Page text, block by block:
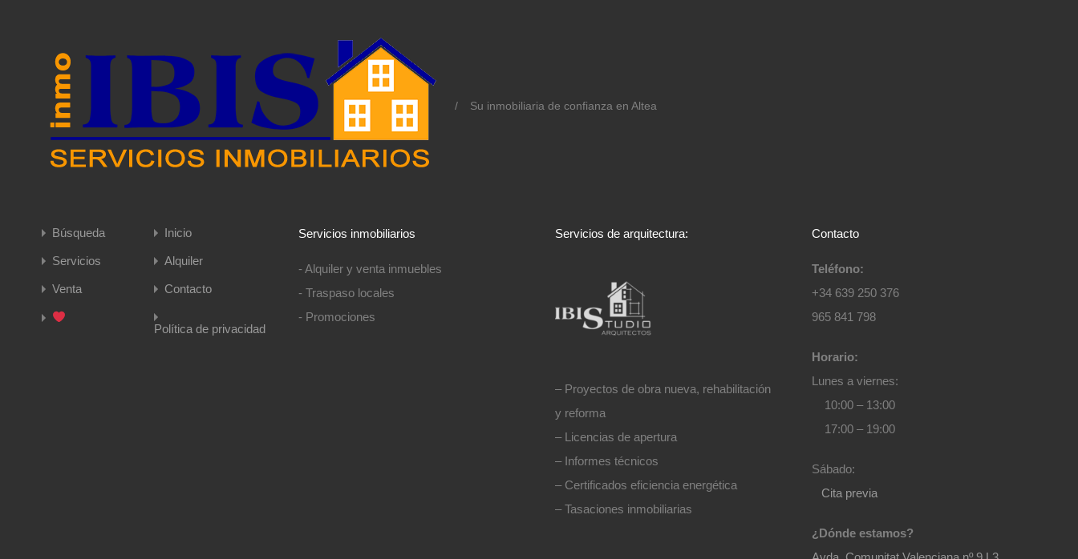
/ Su inmobiliaria de confianza en Altea
Búsqueda Inicio
Servicios Alquiler
Venta Contacto
Política de privacidad
Servicios inmobiliarios
- Alquiler y venta inmuebles
- Traspaso locales
- Promociones
Servicios de arquitectura:
– Proyectos de obra nueva, rehabilitación
y reforma
– Licencias de apertura
– Informes técnicos
– Certificados eficiencia energética
– Tasaciones inmobiliarias
Contacto
Teléfono:
+34 639 250 376
965 841 798
Horario:
Lunes a viernes:
10:00 – 13:00
17:00 – 19:00
Sábado:
Cita previa
¿Dónde estamos?